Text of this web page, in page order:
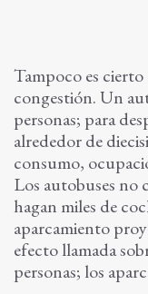
Tampoco es
congestión. Un
personas; para
alrededor de
consumo,
Los autobuses no
hagan miles de
aparcamiento
efecto llamada
personas; los